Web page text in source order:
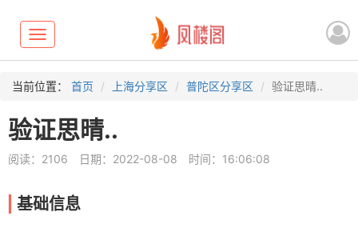
Toggle
navigation
当前位置： 首页 上海分享区 普陀区分享区 验证思晴..
验证思晴..
阅读：2106 日期：2022-08-08 时间：16:06:08
基础信息